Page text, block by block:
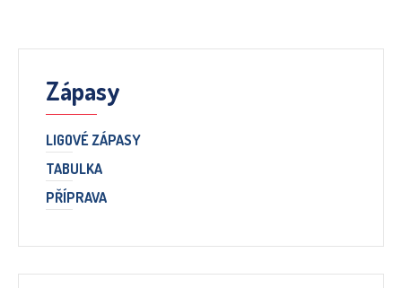
Zápasy
LIGOVÉ ZÁPASY
TABULKA
PŘÍPRAVA